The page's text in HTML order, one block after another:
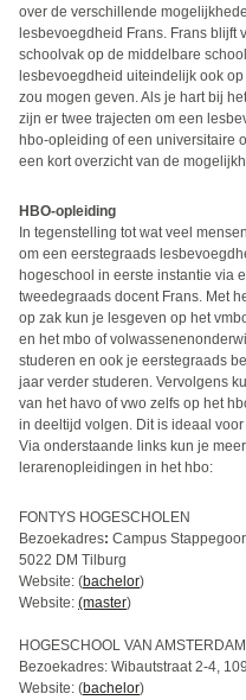
over de verschillende
lesbevoegdheid Frans. Frans blijft
schoolvak op de middelbare
lesbevoegdheid uiteindelijk ook
zou mogen geven. Als je hart bij
zijn er twee trajecten om een
hbo-opleiding of een universitaire
een kort overzicht van de
HBO-opleiding
In tegenstelling tot wat veel
om een eerstegraads
hogeschool in eerste instantie via
tweedegraads docent Frans. Met
op zak kun je lesgeven op het
en het mbo of
studeren en ook je eerstegraads
jaar verder studeren. Vervolgens
van het havo of vwo zelfs op het
in deeltijd volgen. Dit is ideaal
Via onderstaande links kun je
lerarenopleidingen in het hbo:
FONTYS HOGESCHOLEN
Bezoekadres: Campus
5022 DM Tilburg
Website: (bachelor)
Website: (master)
HOGESCHOOL VAN AMSTERDAM
Bezoekadres: Wibautstraat 2-4,
Website: (bachelor)